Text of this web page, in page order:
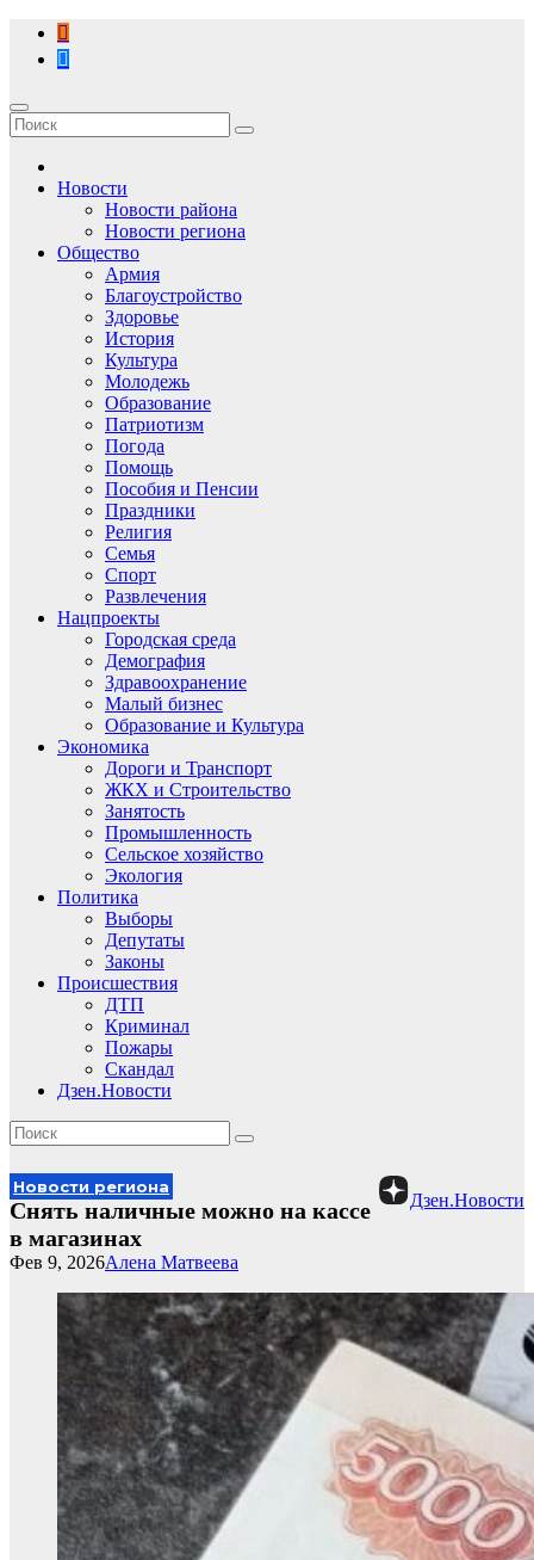
Перейти
содержимому
Новости
Новости района
Новости региона
Общество
Армия
Благоустройство
Здоровье
История
Культура
Молодежь
Образование
Патриотизм
Погода
Помощь
Пособия и Пенсии
Праздники
Религия
Семья
Спорт
Развлечения
Нацпроекты
Городская среда
Демография
Здравоохранение
Малый бизнес
Образование и Культура
Экономика
Дороги и Транспорт
ЖКХ и Строительство
Занятость
Промышленность
Сельское хозяйство
Экология
Политика
Выборы
Депутаты
Законы
Происшествия
ДТП
Криминал
Пожары
Скандал
Дзен.Новости
Дзен.Новости
Новости региона
Снять наличные можно на кассе
в магазинах
Алена Матвеева
Фев 9, 2026